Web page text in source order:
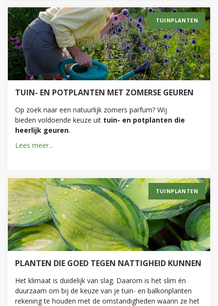
TUIN- EN POTPLANTEN MET ZOMERSE GEUREN
Op zoek naar een natuurlijk zomers parfum? Wij
bieden voldoende keuze uit tuin- en potplanten die
heerlijk geuren.
Lees meer...
TUINPLANTEN
PLANTEN DIE GOED TEGEN NATTIGHEID KUNNEN
Het klimaat is duidelijk van slag. Daarom is het slim én
duurzaam om bij de keuze van je tuin- en balkonplanten
rekening te houden met de omstandigheden waarin ze het
TUINPLANTEN